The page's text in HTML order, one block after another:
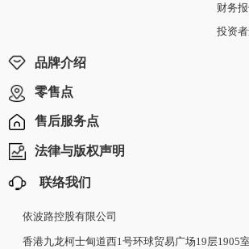
财务
投资
品牌介绍
零售点
售后服务点
法律与版权声明
联络我们
依波路控股有限公司
香港九龙柯士甸道西1号环球贸易广场19层1905室